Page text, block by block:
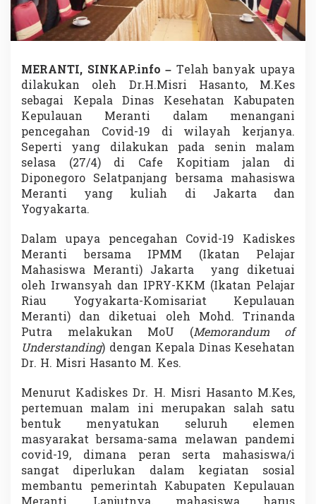
m
I
P
Y
K
K
a
n
P
M
i
g
n
M
o
U
M
e
l
a
w
n
C
v
i
d
-
1
9
MERANTI, SINKAP.info – Telah banyak upaya
dilakukan oleh Dr.H.Misri Hasanto, M.Kes
sebagai Kepala Dinas Kesehatan Kabupaten
Kepulauan Meranti dalam menangani
pencegahan Covid-19 di wilayah kerjanya.
Seperti yang dilakukan pada senin malam
selasa (27/4) di Cafe Kopitiam jalan di
Diponegoro Selatpanjang bersama mahasiswa
Meranti yang kuliah di Jakarta dan
Yogyakarta.
Dalam upaya pencegahan Covid-19 Kadiskes
Meranti bersama IPMM (Ikatan Pelajar
Mahasiswa Meranti) Jakarta yang diketuai
oleh Irwansyah dan IPRY-KKM (Ikatan Pelajar
Riau Yogyakarta-Komisariat Kepulauan
Meranti) dan diketuai oleh Mohd. Trinanda
Putra melakukan MoU (Memorandum of
Understanding) dengan Kepala Dinas Kesehatan
Dr. H. Misri Hasanto M. Kes.
Menurut Kadiskes Dr. H. Misri Hasanto M.Kes,
pertemuan malam ini merupakan salah satu
bentuk menyatukan seluruh elemen
masyarakat bersama-sama melawan pandemi
covid-19, dimana peran serta mahasiswa/i
sangat diperlukan dalam kegiatan sosial
membantu pemerintah Kabupaten Kepulauan